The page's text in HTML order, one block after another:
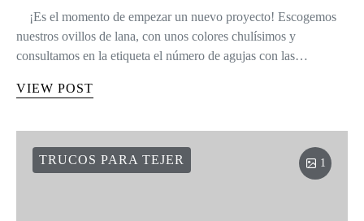
¡Es el momento de empezar un nuevo proyecto! Escogemos
nuestros ovillos de lana, con unos colores chulísimos y
consultamos en la etiqueta el número de agujas con las…
VIEW POST
TRUCOS PARA TEJER 1